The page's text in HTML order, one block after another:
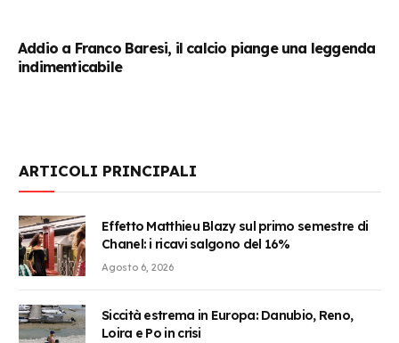
Addio a Franco Baresi, il calcio piange una leggenda
indimenticabile
ARTICOLI PRINCIPALI
Effetto Matthieu Blazy sul primo semestre di
Chanel: i ricavi salgono del 16%
Agosto 6, 2026
Siccità estrema in Europa: Danubio, Reno,
Loira e Po in crisi